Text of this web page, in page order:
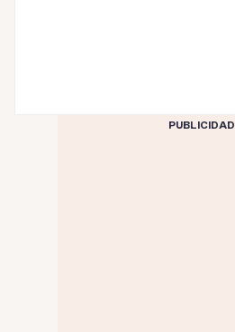
PUBLICIDAD